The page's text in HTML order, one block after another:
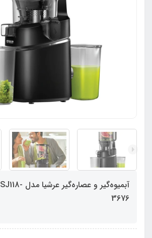
آبمیوه‌گیر و عصاره‌گیر عرشیا مدل SJ118-
3676